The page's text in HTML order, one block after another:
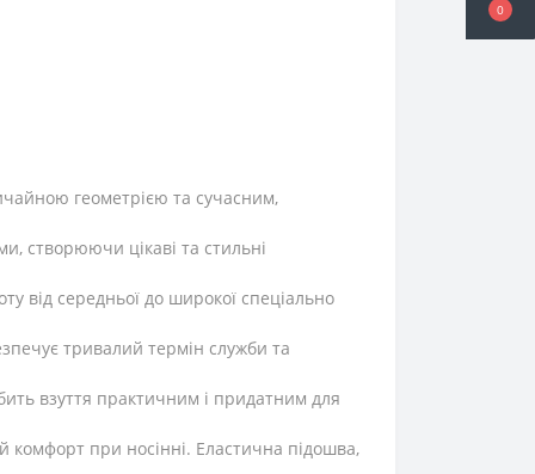
0
геометрією та сучасним,
створюючи цікаві та стильні
від середньої до широкої спеціально
тривалий термін служби та
взуття практичним і придатним для
при носінні. Еластична підошва,